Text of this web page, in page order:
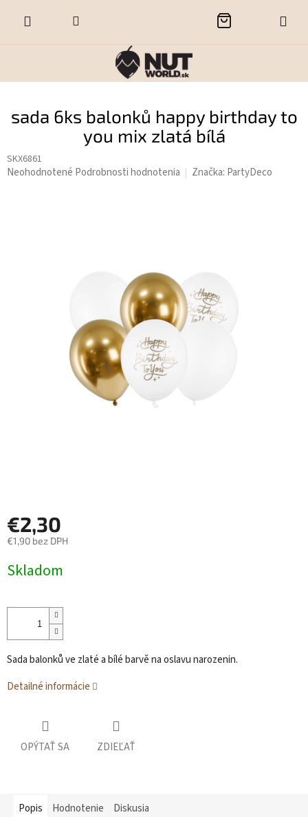
NÁKUPNÝ
sada 6ks balonků happy birthday to
you mix zlatá bílá
SKX6861
Priemerné
Neohodnotené Podrobnosti hodnotenia Značka: PartyDeco
€2,30
€1,90 bez DPH
cena:
Skladom
Sada balonků ve zlaté a bílé barvě na oslavu narozenin.
Detailné informácie
OPÝTAŤ SA ZDIEĽAŤ
Popis Hodnotenie Diskusia